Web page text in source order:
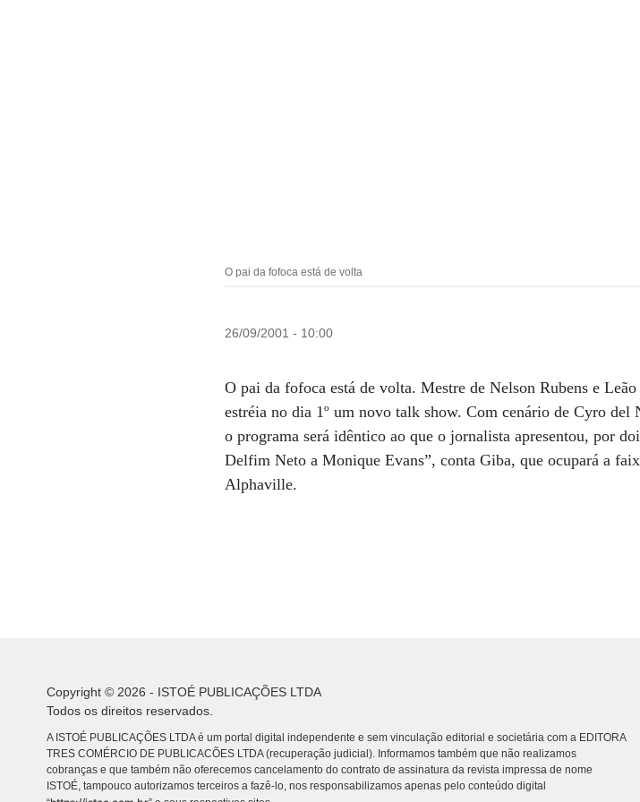
O pai da fofoca está de volta
26/09/2001 - 10:00
O pai da fofoca está de volta. Mestre de Nelson Rubens e
estréia no dia 1º um novo talk show. Com cenário de Cyro
o programa será idêntico ao que o jornalista apresentou, por
Delfim Neto a Monique Evans”, conta Giba, que ocupará a
Alphaville.
Copyright © 2026 - ISTOÉ PUBLICAÇÕES LTDA
Todos os direitos reservados.
A ISTOÉ PUBLICAÇÕES LTDA é um portal digital independente e sem vinculação editorial e societária com a EDITORA
TRES COMÉRCIO DE PUBLICACÕES LTDA (recuperação judicial). Informamos também que não realizamos
cobranças e que também não oferecemos cancelamento do contrato de assinatura da revista impressa de nome
ISTOÉ, tampouco autorizamos terceiros a fazê-lo, nos responsabilizamos apenas pelo conteúdo digital